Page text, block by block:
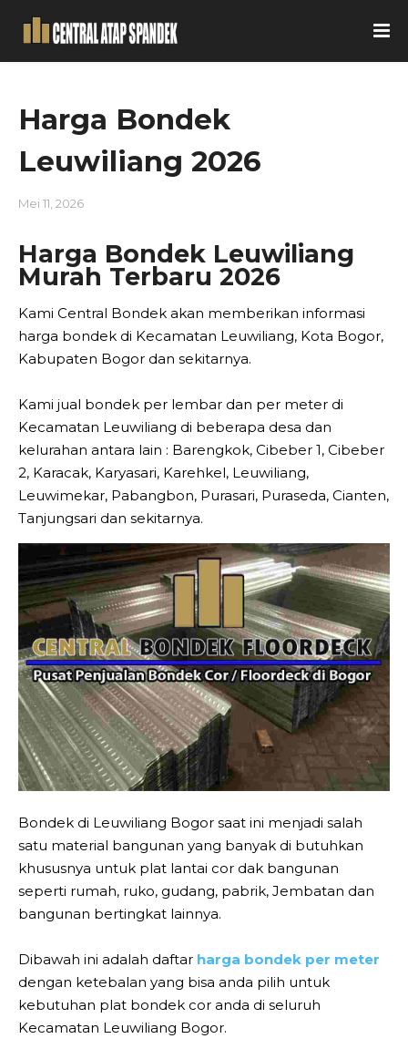
Harga Bondek
Leuwiliang 2026
Mei 11, 2026
Harga Bondek Leuwiliang
Murah Terbaru 2026
Kami Central Bondek akan memberikan informasi
harga bondek di Kecamatan Leuwiliang, Kota Bogor,
Kabupaten Bogor dan sekitarnya.
Kami jual bondek per lembar dan per meter di
Kecamatan Leuwiliang di beberapa desa dan
kelurahan antara lain : Barengkok, Cibeber 1, Cibeber
2, Karacak, Karyasari, Karehkel, Leuwiliang,
Leuwimekar, Pabangbon, Purasari, Puraseda, Cianten,
Tanjungsari dan sekitarnya.
Bondek di Leuwiliang Bogor saat ini menjadi salah
satu material bangunan yang banyak di butuhkan
khususnya untuk plat lantai cor dak bangunan
seperti rumah, ruko, gudang, pabrik, Jembatan dan
bangunan bertingkat lainnya.
Dibawah ini adalah daftar harga bondek per meter
dengan ketebalan yang bisa anda pilih untuk
kebutuhan plat bondek cor anda di seluruh
Kecamatan Leuwiliang Bogor.